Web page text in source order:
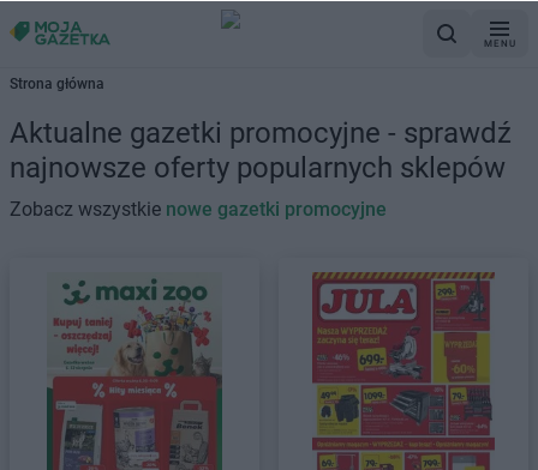
MENU
Strona główna
Aktualne gazetki promocyjne - sprawdź
najnowsze oferty popularnych sklepów
Zobacz wszystkie nowe gazetki promocyjne